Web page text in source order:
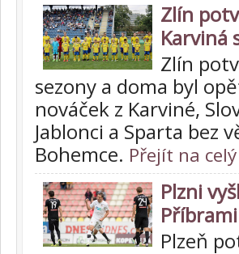
Zlín
Karviná
Zlín
sezony a doma byl
nováček z Karviné,
Jablonci a Sparta bez
Bohemce. Přejít na
Plzni
Plzeň